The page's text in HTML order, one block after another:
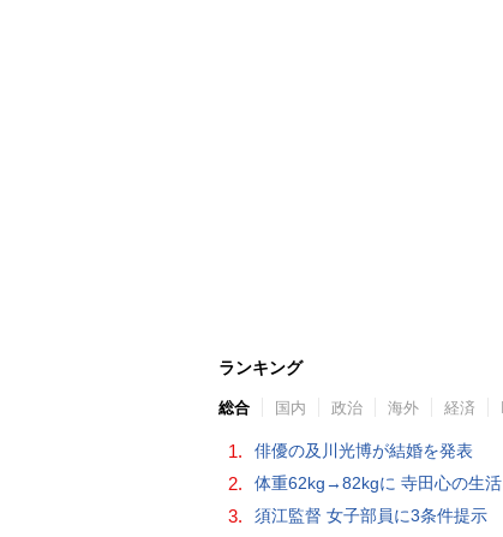
ランキング
総合 国内 政治 海外 経済
1. 俳優の及川光博が結婚を発表
2. 体重62kg→82kgに 寺田心の生活
3. 須江監督 女子部員に3条件提示